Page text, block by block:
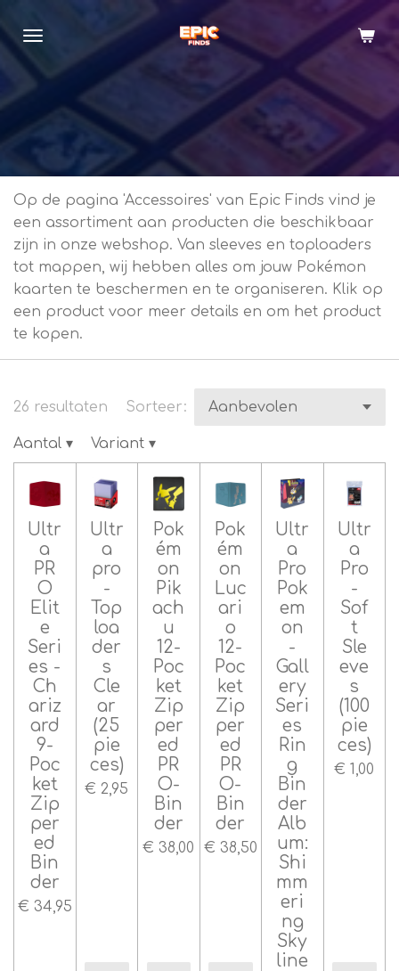
direct
naar
hoofdinhoud
Op de pagina 'Accessoires' van Epic Finds vind je
een assortiment aan producten die beschikbaar
zijn in onze webshop. Van sleeves en toploaders
tot mappen, wij hebben alles om jouw Pokémon
kaarten te beschermen en te organiseren. Klik op
een product voor meer details en om het product
te kopen.
26 resultaten Sorteer:
Aantal ▾ Variant ▾
Ultr
a
PR
O
Elit
e
Seri
es -
Ch
ariz
ard
9-
Poc
ket
Zip
per
ed
Bin
der
€ 34,95
Ultr
a
pro
-
Top
loa
der
s
Cle
ar
(25
pie
ces)
€ 2,95
Pok
ém
on
Pik
ach
u
12-
Poc
ket
Zip
per
ed
PR
O-
Bin
der
€ 38,00
Pok
ém
on
Luc
ari
o
12-
Poc
ket
Zip
per
ed
PR
O-
Bin
der
€ 38,50
Ultr
a
Pro
Pok
em
on
-
Gall
ery
Seri
es
Rin
g
Bin
der
Alb
um:
Shi
mm
eri
ng
Sky
line
Ultr
a
Pro
-
Sof
t
Sle
eve
s
(100
pie
ces)
€ 1,00